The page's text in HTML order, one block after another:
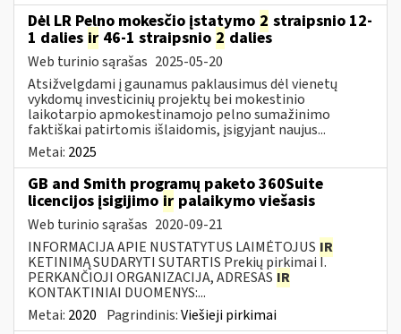
Dėl LR Pelno mokesčio įstatymo 2 straipsnio 12-
1 dalies ir 46-1 straipsnio 2 dalies
Web turinio sąrašas 2025-05-20
Atsižvelgdami į gaunamus paklausimus dėl vienetų
vykdomų investicinių projektų bei mokestinio
laikotarpio apmokestinamojo pelno sumažinimo
faktiškai patirtomis išlaidomis, įsigyjant naujus...
Metai: 2025
GB and Smith programų paketo 360Suite
licencijos įsigijimo ir palaikymo viešasis
Web turinio sąrašas 2020-09-21
INFORMACIJA APIE NUSTATYTUS LAIMĖTOJUS IR
KETINIMĄ SUDARYTI SUTARTIS Prekių pirkimai I.
PERKANČIOJI ORGANIZACIJA, ADRESAS IR
KONTAKTINIAI DUOMENYS:...
Metai: 2020 Pagrindinis:Viešieji pirkimai